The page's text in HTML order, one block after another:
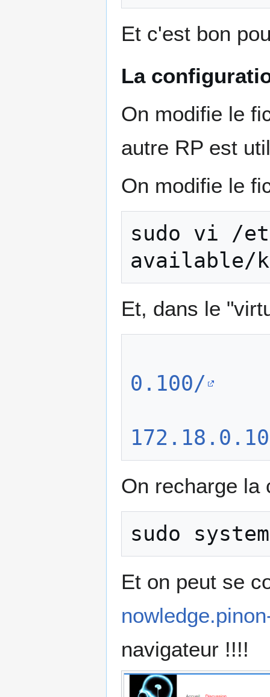
Et c'est bon
La
On modifie le
autre RP est
On modifie le
sudo vi /
Et, dans le
0.100/
On recharge la
sudo
Et on peut se
navigateur !!!!